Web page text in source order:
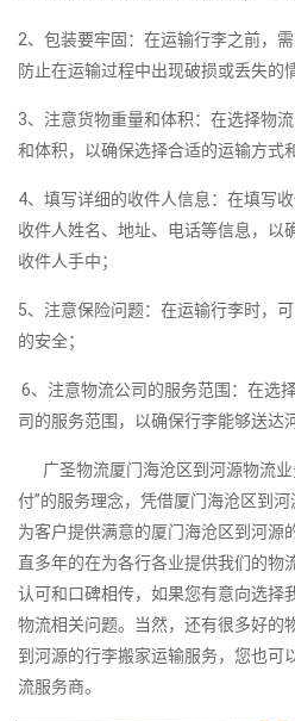
2、包装要牢固：在运输行李之前，
防止在运输过程中出现破损或丢失的
3、注意货物重量和体积：在选择物
和体积，以确保选择合适的运输方式
4、填写详细的收件人信息：在填写
收件人姓名、地址、电话等信息，以
收件人手中；
5、注意保险问题：在运输行李时，
的安全；
6、注意物流公司的服务范围：在选
司的服务范围，以确保行李能够送达
广圣物流厦门海沧区到河源物流业
付”的服务理念，凭借厦门海沧区到
为客户提供满意的厦门海沧区到河源
直多年的在为各行各业提供我们的物
认可和口碑相传，如果您有意向选择
物流相关问题。当然，还有很多好的
到河源的行李搬家运输服务，您也可
流服务商。